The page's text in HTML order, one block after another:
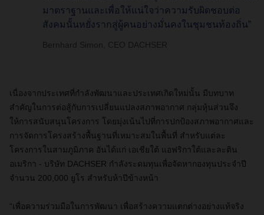
มาตราฐานและเพื่อให้แน่ใจว่าความรับผิดชอบต่อ
สังคมนั้นหยั่งรากสู่ผู้คนอย่างมั่นคงในชุมชนท้องถิ่น”
Bernhard Simon, CEO DACHSER
เนื่องจากประเทศที่กำลังพัฒนาและประเทศเกิดใหม่นั้น มีบทบาท
สำคัญในการต่อสู้กับการเปลี่ยนแปลงสภาพอากาศ กลุ่มหุ้นส่วนจึง
ให้การสนับสนุนโครงการ โดยมุ่งเน้นไปที่การปกป้องสภาพอากาศและ
การจัดการโครงสร้างพื้นฐานที่เหมาะสมในพื้นที่ สำหรับแต่ละ
โครงการในสามภูมิภาค อันได้แก่ เอเชียใต้ แอฟริกาใต้และละติน
อเมริกา - บริษัท DACHSER กำลังระดมทุนเพื่อจัดหากองทุนประจำปี
จำนวน 200,000 ยูโร สำหรับห้าปีข้างหน้า
“เพื่อความร่วมมือในการพัฒนา เพื่อสร้างความแตกต่างอย่างแท้จริง